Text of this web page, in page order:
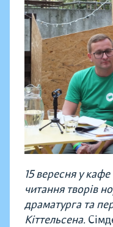
15 вересня у
читання творів
драматурга та
Кіттельсена.